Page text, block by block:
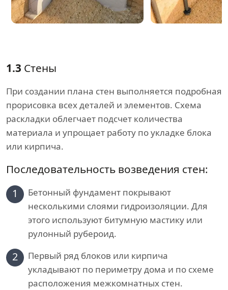
1.3 Стены
При создании плана стен выполняется подробная
прорисовка всех деталей и элементов. Схема
раскладки облегчает подсчет количества
материала и упрощает работу по укладке блока
или кирпича.
Последовательность возведения стен:
1
Бетонный фундамент покрывают
несколькими слоями гидроизоляции. Для
этого используют битумную мастику или
рулонный рубероид.
2
Первый ряд блоков или кирпича
укладывают по периметру дома и по схеме
расположения межкомнатных стен.